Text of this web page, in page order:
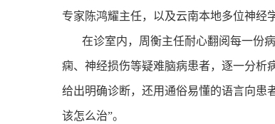
专家陈鸿耀主任，以及云南本地多位神经
在诊室内，周衡主任耐心翻阅每一份
痫、神经损伤等疑难脑病患者，逐一分析
给出明确诊断，还用通俗易懂的语言向患
该怎么治”。